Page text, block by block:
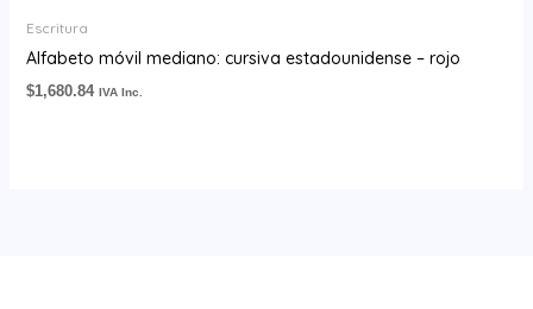
Escritura
Alfabeto móvil mediano: cursiva estadounidense – rojo
$1,680.84 IVA Inc.